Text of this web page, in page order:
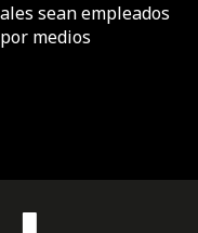
sean empleados
medios